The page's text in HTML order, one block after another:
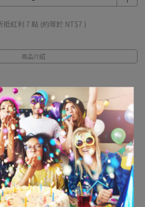
抵紅利 7 點 (約等於 NT$7 )
商品介紹
Silver Stickers
T
D, F, G, L, M, O,
K, N, U, Y, !, ‧
V, W, X, Z, &, @, #, 0-9